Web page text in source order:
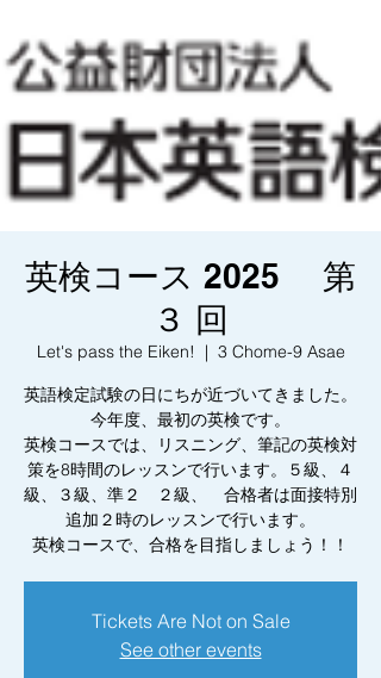
英検コース 2025 第
３ 回
Let's pass the Eiken!
  |
3 Chome-9 Asae
英語検定試験の日にちが近づいてきました。
今年度、最初の英検です。
英検コースでは、リスニング、筆記の英検対
策を8時間のレッスンで行います。５級、４
級、３級、準２ ２級、 合格者は面接特別
追加２時のレッスンで行います。
Tickets Are Not on Sale
See other events